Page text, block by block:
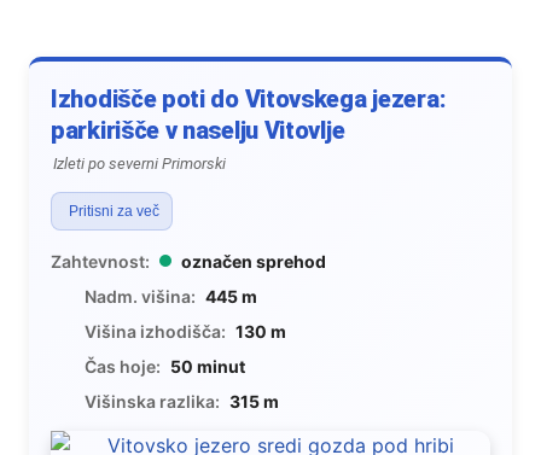
Izhodišče poti do Vitovskega jezera:
parkirišče v naselju Vitovlje
Izleti po severni Primorski
Pritisni za več
Zahtevnost:
označen sprehod
Nadm. višina: 445 m
Višina izhodišča: 130 m
Čas hoje: 50 minut
Višinska razlika: 315 m